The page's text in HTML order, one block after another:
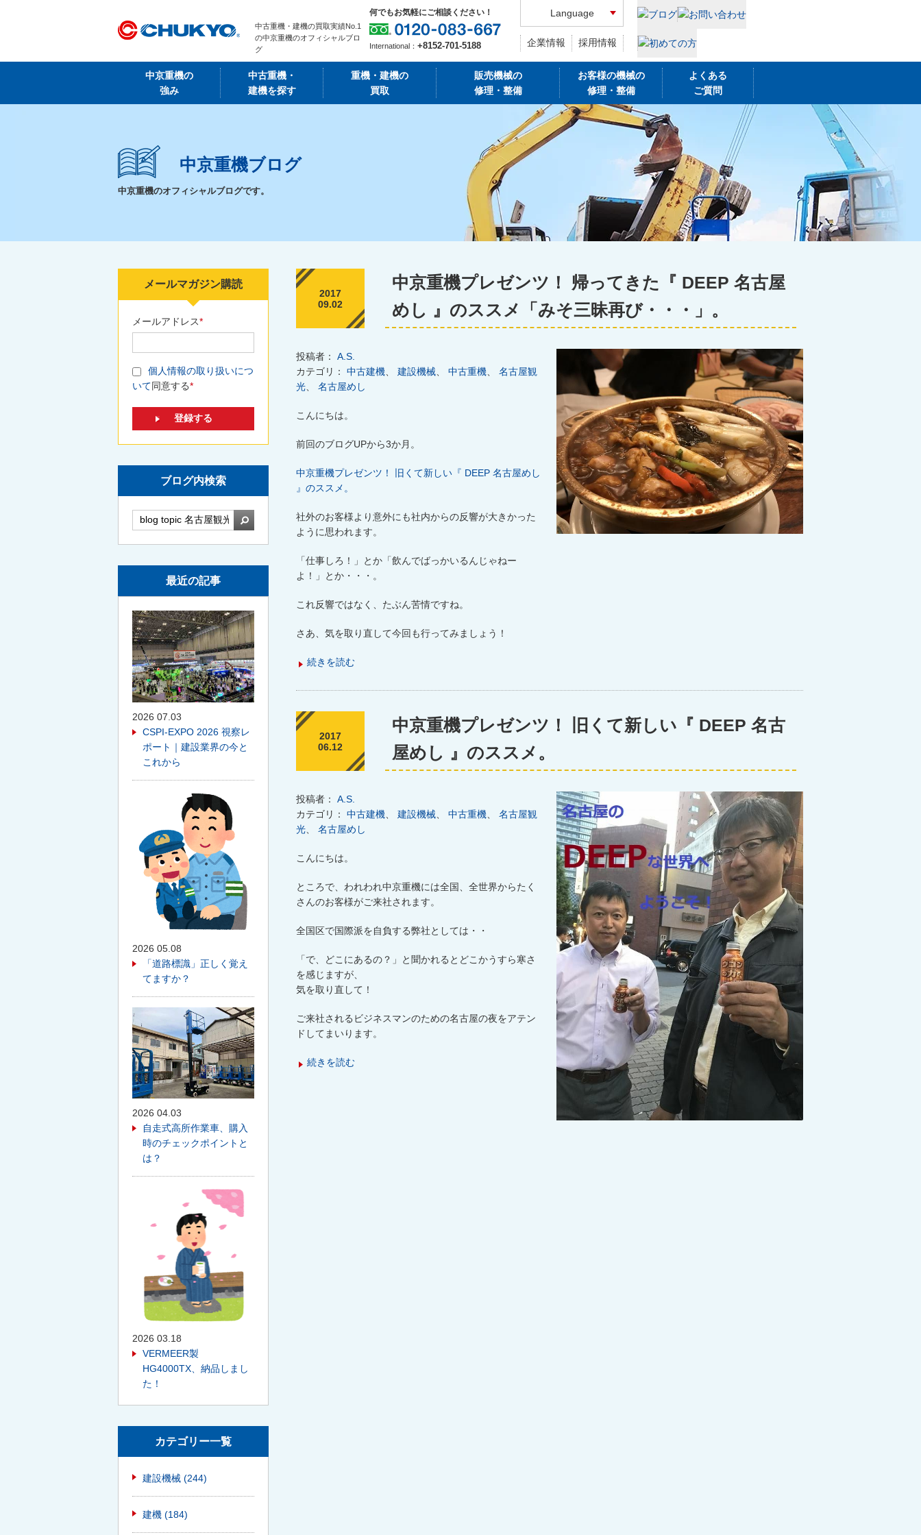
中古重機・建機の買取実績No.1
の中京重機のオフィシャルブロ
グ
何でもお気軽にご相談ください！
International： +8152-701-5188
Language
企業情報 採用情報
中京重機の
強み
中古重機・
建機を探す
重機・建機の
買取
販売機械の
修理・整備
お客様の機械の
修理・整備
よくある
ご質問
中京重機ブログ
中京重機のオフィシャルブログです。
2017
09.02
中京重機プレゼンツ！ 帰ってきた『 DEEP 名古屋
めし 』のススメ「みそ三昧再び・・・」。
投稿者： A.S.
カテゴリ： 中古建機 建設機械 中古重機
名古屋観
光
名古屋めし
こんにちは。
前回のブログUPから3か月。
中京重機プレゼンツ！ 旧くて新しい『 DEEP 名古屋めし
』のススメ。
社外のお客様より意外にも社内からの反響が大きかった
ように思われます。
「仕事しろ！」とか「飲んでばっかいるんじゃねー
よ！」とか・・・。
これ反響ではなく、たぶん苦情ですね。
さあ、気を取り直して今回も行ってみましょう！
続きを読む
2017
06.12
中京重機プレゼンツ！ 旧くて新しい『 DEEP 名古
屋めし 』のススメ。
投稿者： A.S.
カテゴリ： 中古建機 建設機械 中古重機
名古屋観
光
名古屋めし
こんにちは。
ところで、われわれ中京重機には全国、全世界からたく
さんのお客様がご来社されます。
全国区で国際派を自負する弊社としては・・
「で、どこにあるの？」と聞かれると どこかうすら寒さ
を感じますが、
気を取り直して！
ご来社されるビジネスマンのための名古屋の夜をアテン
ドしてまいります。
続きを読む
メールマガジン購読
メールアドレス*
個人情報の取り扱いにつ
いて同意する*
ブログ内検索
検索
最近の記事
2026 07.03
CSPI-EXPO 2026 視察レ
ポート｜建設業界の今と
これから
2026 05.08
「道路標識」正しく覚え
てますか？
2026 04.03
自走式高所作業車、購入
時のチェックポイントと
は？
2026 03.18
VERMEER製
HG4000TX、納品しまし
た！
カテゴリー一覧
建設機械 (244)
建機 (184)